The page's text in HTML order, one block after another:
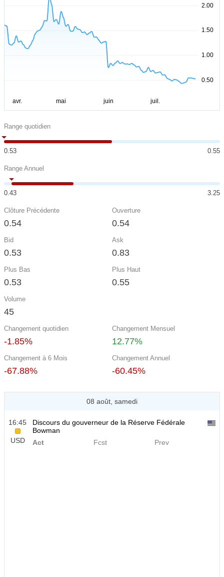
Range quotidien
0.53 0.55
Range Annuel
0.43 3.25
Clôture Précédente
0.54
Ouverture
0.54
Bid
0.53
Ask
0.83
Plus Bas
0.53
Plus Haut
0.55
Volume
45
Changement quotidien
-1.85%
Changement Mensuel
12.77%
Changement à 6 Mois
-67.88%
Changement Annuel
-60.45%
08 août, samedi
16:45
USD
Discours du gouverneur de la Réserve Fédérale
Bowman
Act
Fcst Prev